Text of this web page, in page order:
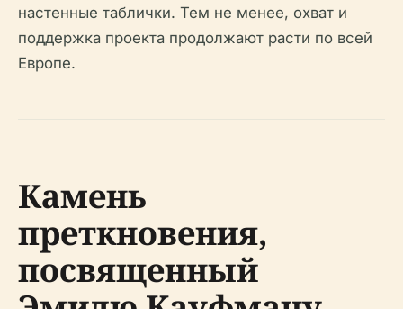
настенные таблички. Тем не менее, охват и
поддержка проекта продолжают расти по всей
Европе.
Камень
преткновения,
посвященный